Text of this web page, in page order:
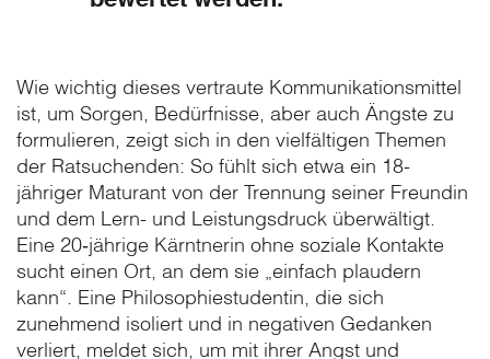
Wie wichtig dieses vertraute Kommunikationsmittel
ist, um Sorgen, Bedürfnisse, aber auch Ängste zu
formulieren, zeigt sich in den vielfältigen Themen
der Ratsuchenden: So fühlt sich etwa ein 18-
jähriger Maturant von der Trennung seiner Freundin
und dem Lern- und Leistungsdruck überwältigt.
Eine 20‑jährige Kärntnerin ohne soziale Kontakte
sucht einen Ort, an dem sie „einfach plaudern
kann“. Eine Philosophiestudentin, die sich
zunehmend isoliert und in negativen Gedanken
verliert, meldet sich, um mit ihrer Angst und